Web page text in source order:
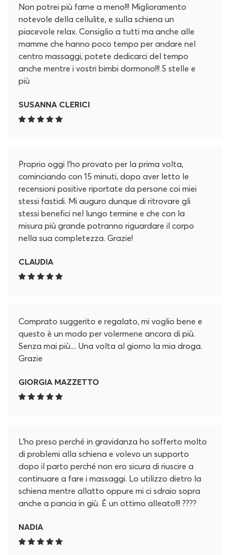
Non potrei più farne a meno!!! Miglioramento
notevole della cellulite, e sulla schiena un
piacevole relax. Consiglio a tutti ma anche alle
mamme che hanno poco tempo per andare nel
centro massaggi, potete dedicarci del tempo
anche mentre i vostri bimbi dormono!!! 5 stelle e
più
SUSANNA CLERICI
Proprio oggi l'ho provato per la prima volta,
cominciando con 15 minuti, dopo aver letto le
recensioni positive riportate da persone coi miei
stessi fastidi. Mi auguro dunque di ritrovare gli
stessi benefici nel lungo termine e che con la
misura più grande potranno riguardare il corpo
nella sua completezza. Grazie!
CLAUDIA
Comprato suggerito e regalato, mi voglio bene e
questo è un modo per volermene ancora di più.
Senza mai più.... Una volta al giorno la mia droga.
Grazie
GIORGIA MAZZETTO
L’ho preso perché in gravidanza ho sofferto molto
di problemi alla schiena e volevo un supporto
dopo il parto perché non ero sicura di riuscire a
continuare a fare i massaggi. Lo utilizzo dietro la
schiena mentre allatto oppure mi ci sdraio sopra
anche a pancia in giù. È un ottimo alleato!!! ????
NADIA